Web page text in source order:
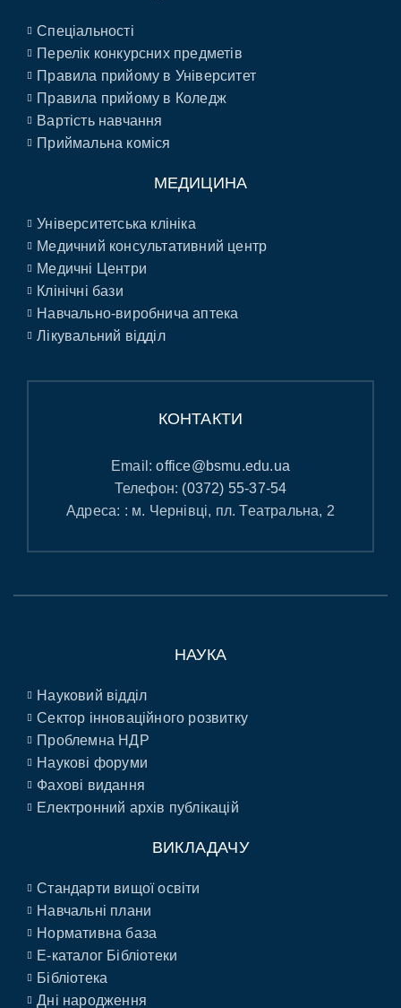
Спеціальності
Перелік конкурсних предметів
Правила прийому в Університет
Правила прийому в Коледж
Вартість навчання
Приймальна коміся
МЕДИЦИНА
Університетська клініка
Медичний консультативний центр
Медичні Центри
Клінічні бази
Навчально-виробнича аптека
Лікувальний відділ
КОНТАКТИ
Email:office@bsmu.edu.ua
Телефон: (0372) 55-37-54
Адреса: : м. Чернівці, пл. Театральна, 2
НАУКА
Науковий відділ
Сектор інноваційного розвитку
Проблемна НДР
Наукові форуми
Фахові видання
Електронний архів публікацій
ВИКЛАДАЧУ
Стандарти вищої освіти
Навчальні плани
Нормативна база
E-каталог Бібліотеки
Бібліотека
Дні народження